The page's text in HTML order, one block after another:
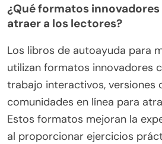
¿Qué formatos
atraer a los lectores?
Los libros de autoayuda para
utilizan formatos innovadores
trabajo interactivos, versiones
comunidades en línea para
Estos formatos mejoran la
al proporcionar ejercicios